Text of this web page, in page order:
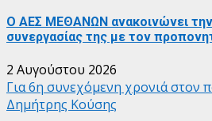
Ο ΑΕΣ ΜΕΘΑΝΩΝ ανακοινώνει
συνεργασίας της με τον
2 Αυγούστου 2026
Για 6η συνεχόμενη χρονιά στον
Δημήτρης Κούσης